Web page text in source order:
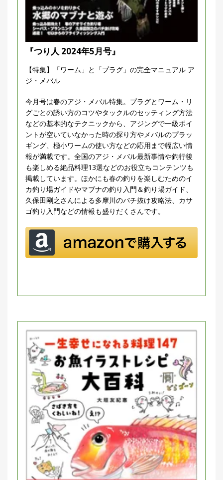
『つり人 2024年5月号』
【特集】「ワーム」と「プラグ」の完全マニュアル ア
ジ・メバル
今月号は春のアジ・メバル特集。プラグとワーム・リ
グごとの誘い方のコツやタックルのセッティング方法
などの基本的なテクニックから、アジングで一級ポイ
ントが空いていなかった時の探り方やメバルのプラッ
ギング、極小ワームの使い方などの応用まで幅広い情
報が満載です。全国のアジ・メバル最新事情や釣行後
も楽しめる絶品料理13選などのお役立ちコンテンツも
掲載しています。ほかにも春の釣りを楽しむためのイ
カ釣り場ガイドやマブナの釣り入門＆釣り場ガイド、
久保田剛之さんによる多摩川のバチ抜け攻略法、カサ
ゴ釣り入門などの情報も盛りだくさんです。